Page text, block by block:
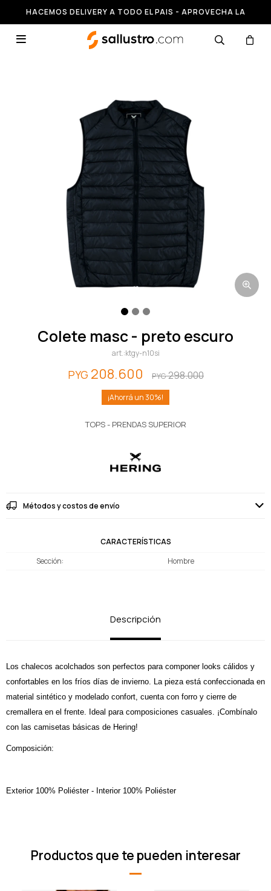
HACEMOS DELIVERY A TODO EL PAIS - APROVECHA LA
RUNNING HASTA 50% OFF

colete masc - preto escuro
ktgy-n10si
PYG 208.600 PYG298.000
30
TOPS - PRENDAS SUPERIOR
Métodos y costos de envío
CARACTERÍSTICAS
Sección
Hombre
Descripción
Los chalecos acolchados son perfectos para componer looks cálidos y
confortables en los fríos días de invierno. La pieza está confeccionada en
material sintético y modelado confort, cuenta con forro y cierre de
cremallera en el frente. Ideal para composiciones casuales. ¡Combínalo
con las camisetas básicas de Hering!
Composición:
Exterior 100% Poliéster - Interior 100% Poliéster
Productos que te pueden interesar